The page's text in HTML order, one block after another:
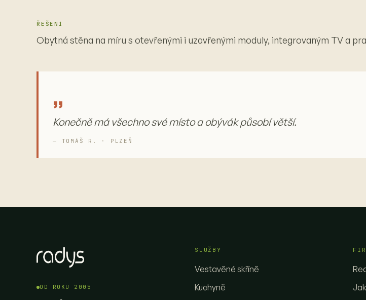
ŘEŠENÍ
Obytná stěna na míru s otevřenými i uzavřenými moduly, integrovaným TV a
„
Konečně má všechno své místo a obývák působí větší.
— TOMÁŠ R. · PLZEŇ
OD ROKU 2005
SLUŽBY
Vestavěné skříně
Kuchyně